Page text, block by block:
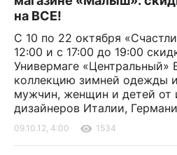
на ВСЕ!
С 10 по 22 октября
12:00 и с 17:00 до 19:00
Универмаге «Центральный»
коллекцию зимней одежды
мужчин, женщин и детей от
дизайнеров Италии,
09.10.12, 4:00 1534